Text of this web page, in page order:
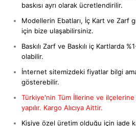
baskısı ayrı olarak ücretlendirilir.
Modellerin Ebatları, İç Kart ve Zarf
için bize ulaşabilirsiniz.
Baskılı Zarf ve Baskılı iç Kartlarda
olabilir.
İnternet sitemizdeki fiyatlar bilgi
gösterebilir.
Türkiye'nin Tüm İllerine ve ilçelerine
yapılır. Kargo Alıcıya Aittir.
Kişiye özel üretim olduğu için iade